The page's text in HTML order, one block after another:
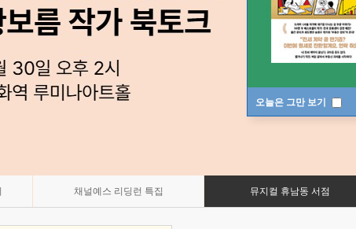
오늘은 그만 보기
채널예스 리딩런 특집 뮤지컬 휴남동 서점